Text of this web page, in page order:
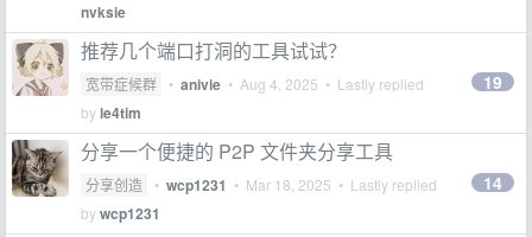
nvksie
推荐几个端口打洞的工具试试？
宽带症候群 • anivie • Aug 4, 2025 • Lastly replied
byle4tim
19
分享一个便捷的 P2P 文件夹分享工具
分享创造 • wcp1231 • Mar 18, 2025 • Lastly replied
bywcp1231
14